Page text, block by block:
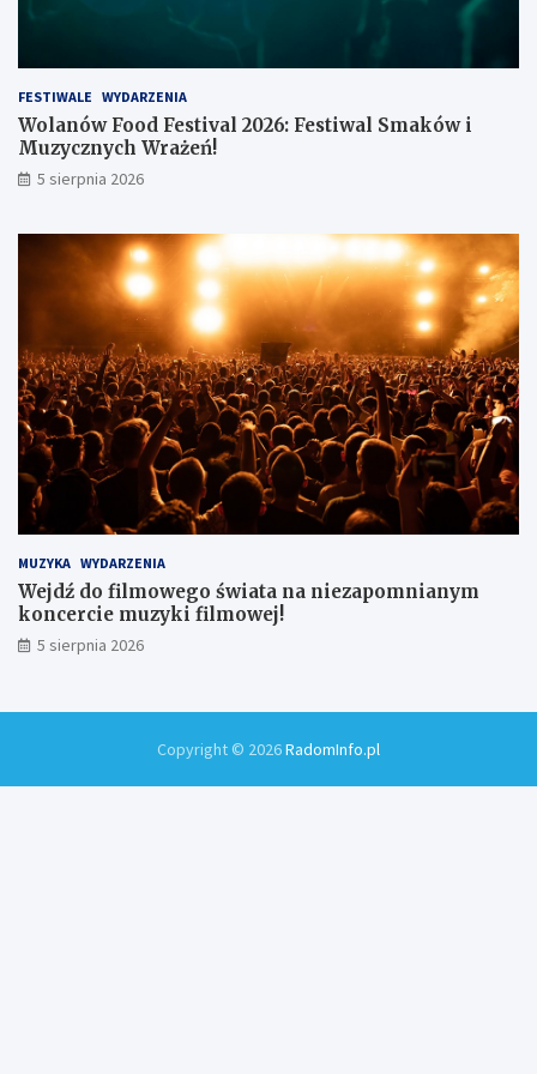
FESTIWALE WYDARZENIA
Wolanów Food Festival 2026: Festiwal Smaków i
Muzycznych Wrażeń!
5 sierpnia 2026
MUZYKA WYDARZENIA
Wejdź do filmowego świata na niezapomnianym
koncercie muzyki filmowej!
5 sierpnia 2026
Copyright © 2026RadomInfo.pl